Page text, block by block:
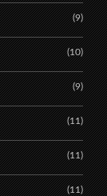
(9)
(10)
(9)
(11)
(11)
(11)